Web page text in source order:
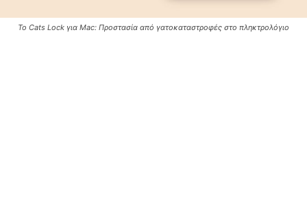
Το Cats Lock για Mac: Προστασία από γατοκαταστροφές στο πληκτρολόγιο